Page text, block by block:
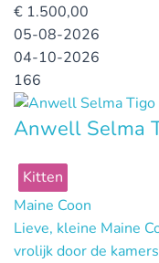
€ 1.500,00
05-08-2026
04-10-2026
166
Anwell Selma
Kitten
Maine Coon
Lieve, kleine Maine
vrolijk door de